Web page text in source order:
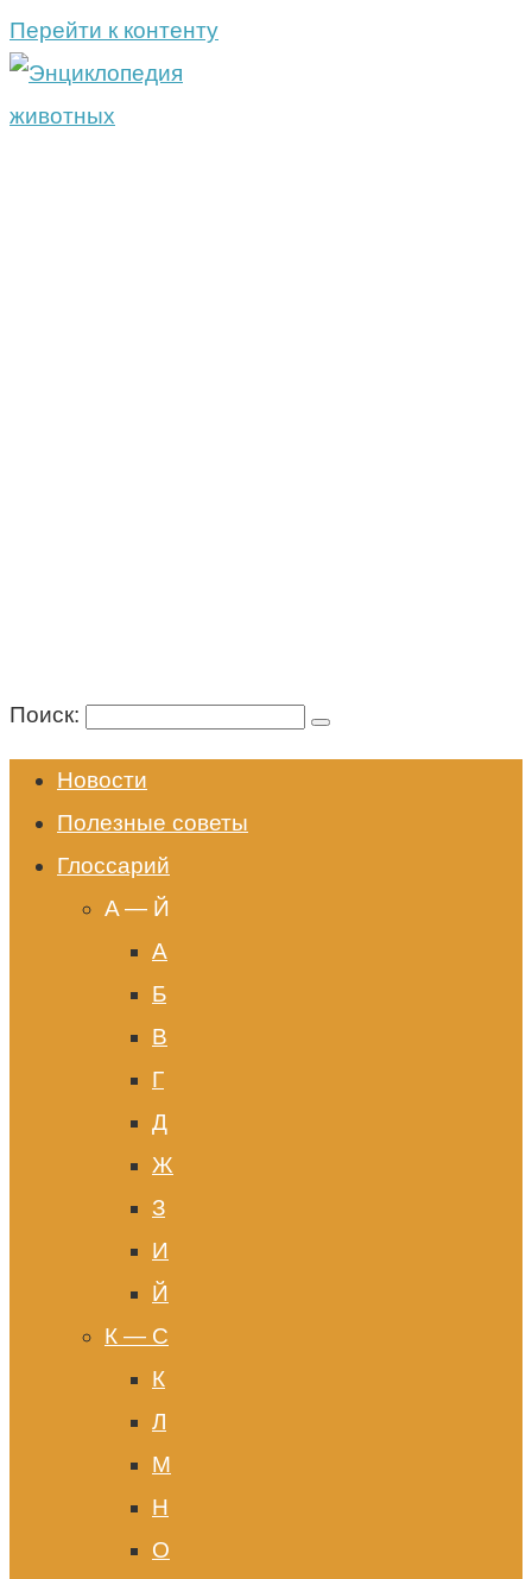
Перейти к контенту
Поиск:
Новости
Полезные советы
Глоссарий
A — Й
А
Б
В
Г
Д
Ж
З
И
Й
К — С
К
Л
М
Н
О